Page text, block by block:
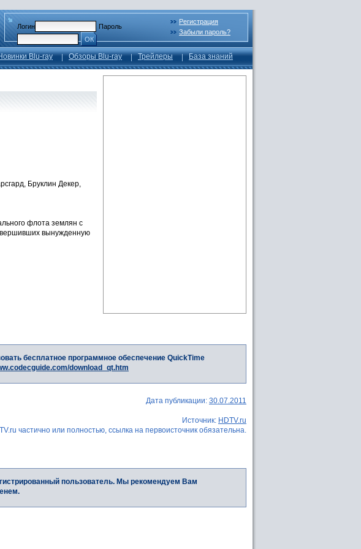
Логин
Пароль
ОК
Регистрация
Забыли пароль?
Blu-ray Обзоры Blu-ray Трейлеры База знаний
Бруклин Декер,
флота землян с
вынужденную
бесплатное программное обеспечение QuickTime
download_qt.htm
Дата публикации: 30.07.2011
Источник: HDTV.ru
частично или полностью, ссылка на первоисточник обязательна.
пользователь. Мы рекомендуем Вам